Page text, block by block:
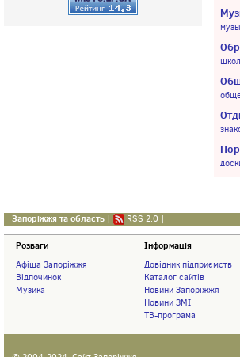
Запоріжжя та область | RSS 2.0 |
Розваги
Афіша Запоріжжя
Відпочинок
Музика
Інформація
Довідник підприємств
Каталог сайтів
Новини Запоріжжя
Новини ЗМІ
ТВ-програма